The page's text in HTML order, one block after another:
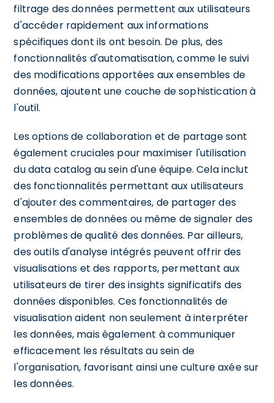
filtrage des données permettent aux utilisateurs
d'accéder rapidement aux informations
spécifiques dont ils ont besoin. De plus, des
fonctionnalités d'automatisation, comme le suivi
des modifications apportées aux ensembles de
données, ajoutent une couche de sophistication à
l'outil.
Les options de collaboration et de partage sont
également cruciales pour maximiser l'utilisation
du data catalog au sein d'une équipe. Cela inclut
des fonctionnalités permettant aux utilisateurs
d'ajouter des commentaires, de partager des
ensembles de données ou même de signaler des
problèmes de qualité des données. Par ailleurs,
des outils d'analyse intégrés peuvent offrir des
visualisations et des rapports, permettant aux
utilisateurs de tirer des insights significatifs des
données disponibles. Ces fonctionnalités de
visualisation aident non seulement à interpréter
les données, mais également à communiquer
efficacement les résultats au sein de
l'organisation, favorisant ainsi une culture axée sur
les données.